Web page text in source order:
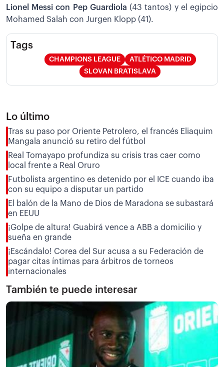
Lionel Messi con Pep Guardiola(43 tantos) y el egipcio
Mohamed Salah con Jurgen Klopp (41).
Tags
CHAMPIONS LEAGUE
ATLÉTICO MADRID
SLOVAN BRATISLAVA
Lo último
Tras su paso por Oriente Petrolero, el francés Eliaquim
Mangala anunció su retiro del fútbol
Real Tomayapo profundiza su crisis tras caer como
local frente a Real Oruro
Futbolista argentino es detenido por el ICE cuando iba
con su equipo a disputar un partido
El balón de la Mano de Dios de Maradona se subastará
en EEUU
¡Golpe de altura! Guabirá vence a ABB a domicilio y
sueña en grande
¡Escándalo! Corea del Sur acusa a su Federación de
pagar citas íntimas para árbitros de torneos
internacionales
También te puede interesar